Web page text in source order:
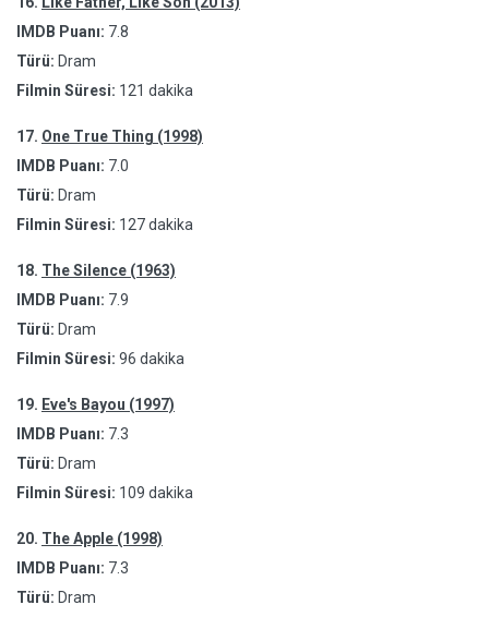
IMDB Puanı: 7.8
Türü: Dram
Filmin Süresi: 121 dakika
17. One True Thing (1998)
IMDB Puanı: 7.0
Türü: Dram
Filmin Süresi: 127 dakika
18. The Silence (1963)
IMDB Puanı: 7.9
Türü: Dram
Filmin Süresi: 96 dakika
19. Eve's Bayou (1997)
IMDB Puanı: 7.3
Türü: Dram
Filmin Süresi: 109 dakika
20. The Apple (1998)
IMDB Puanı: 7.3
Türü: Dram